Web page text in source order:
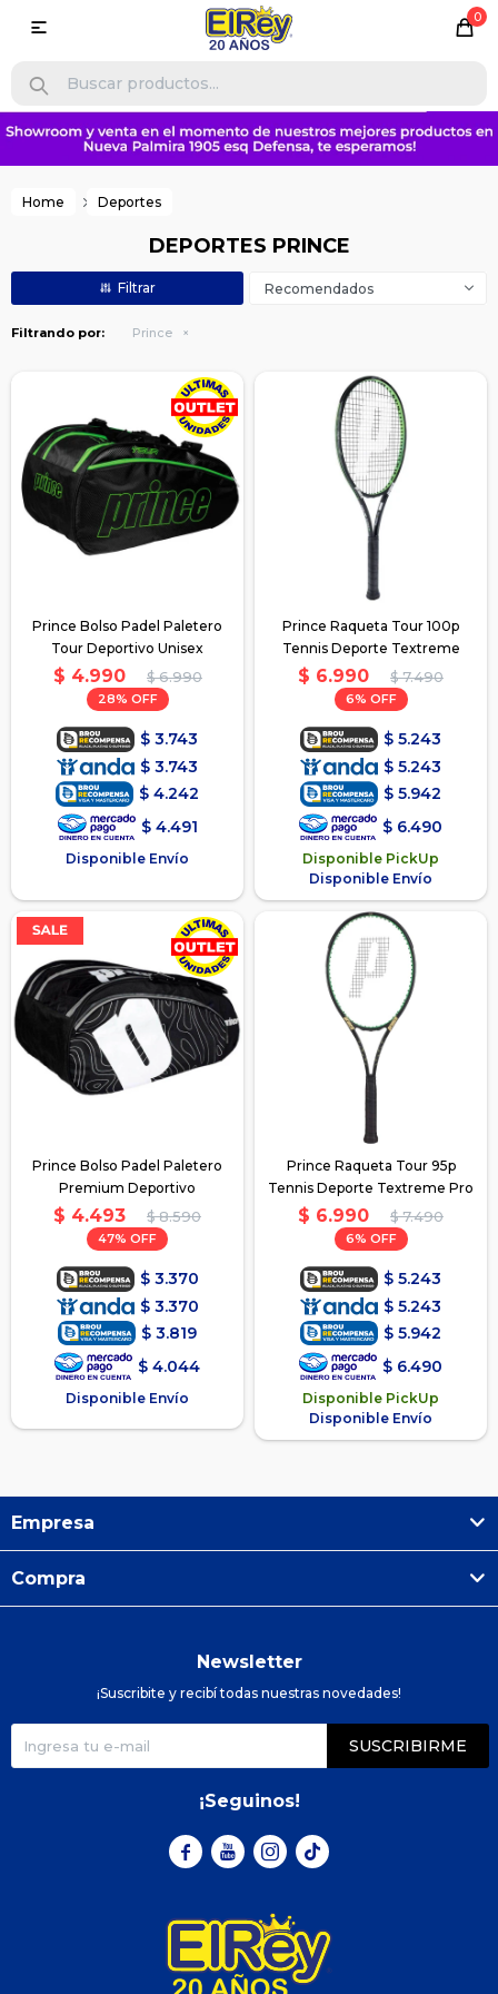
0

Home Deportes
DEPORTES PRINCE
Recomendados
Filtrando por: Prince
Prince Bolso Padel Paletero
Tour Deportivo Unisex
$ 4.990 $ 6.990
28
$ 3.743
$ 3.743
$ 4.242
$ 4.491
Disponible Envío
Prince Raqueta Tour 100p
Tennis Deporte Textreme
$ 6.990 $ 7.490
6
$ 5.243
$ 5.243
$ 5.942
$ 6.490
Disponible PickUp
Disponible Envío
Prince Bolso Padel Paletero
Premium Deportivo
$ 4.493 $ 8.590
47
$ 3.370
$ 3.370
$ 3.819
$ 4.044
Disponible Envío
Prince Raqueta Tour 95p
Tennis Deporte Textreme Pro
$ 6.990 $ 7.490
6
$ 5.243
$ 5.243
$ 5.942
$ 6.490
Disponible PickUp
Disponible Envío
Empresa
Compra
Newsletter
¡Suscribite y recibí todas nuestras novedades!
SUSCRIBIRME
¡Seguinos!
  